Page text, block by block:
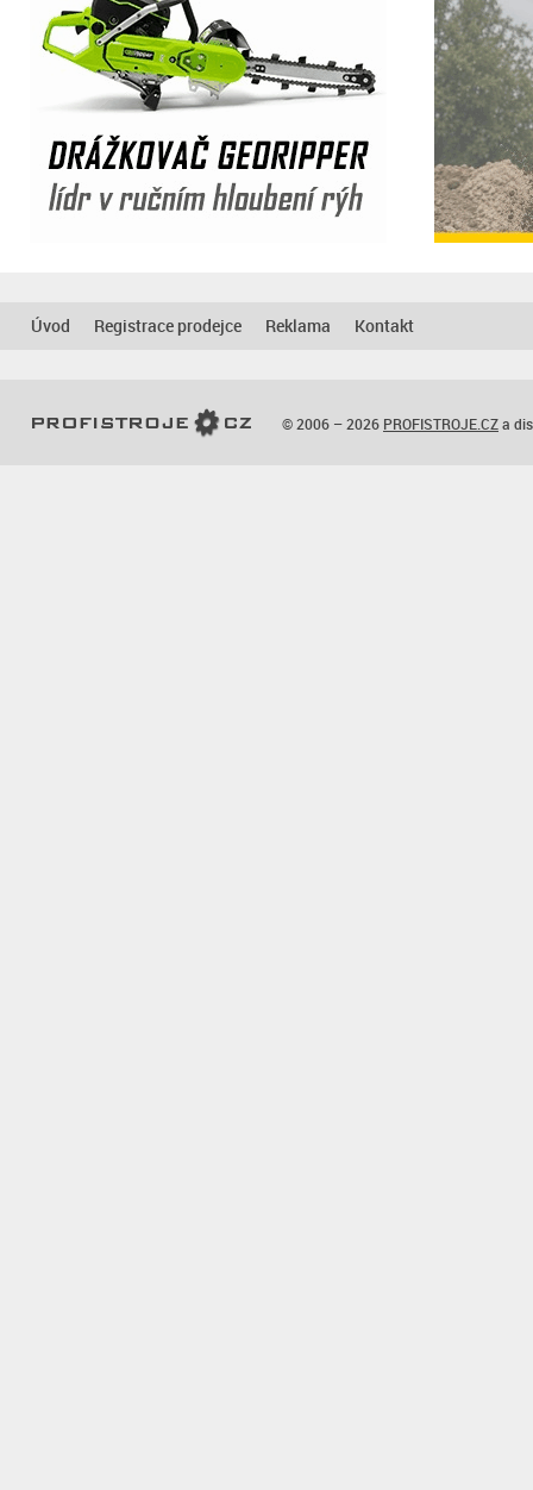
Úvod Registrace prodejce Reklama Kontakt
© 2006 – 2026 PROFISTROJE.CZa